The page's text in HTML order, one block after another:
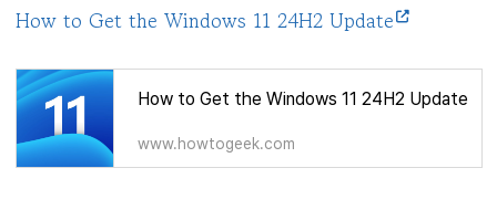
How to Get the Windows 11 24H2 Update
How to Get the Windows 11 24H2 Update
www.howtogeek.com